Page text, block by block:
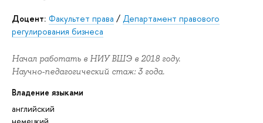
Доцент: Факультет права / Департамент правового
регулирования бизнеса
Начал работать в НИУ ВШЭ в 2018 году.
Научно-педагогический стаж: 3 года.
Владение языками
английский